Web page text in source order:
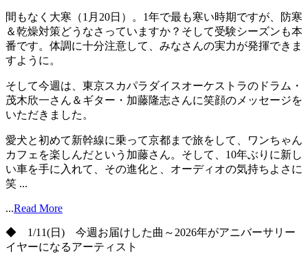
間もなく大寒（1月20日）。1年で最も寒い時期ですが、防寒
＆乾燥対策どうなさっていますか？そして受験シーズンも本
番です。体調に十分注意して、みなさんの実力が発揮できま
すように。
そして今週は、東京スカパラダイスオーケストラのドラム・
茂木欣一さん＆ギター・加藤隆志さんに笑顔のメッセージを
いただきました。
愛犬と初めて新幹線に乗って京都まで旅をして、ワンちゃん
カフェを楽しんだという加藤さん。そして、10年ぶりに新し
い車を手に入れて、その進化と、オーディオの気持ちよさに
笑 ...
...Read More
◆ 1/11(日) 今週お届けした曲～2026年がアニバーサリー
イヤーになるアーティスト